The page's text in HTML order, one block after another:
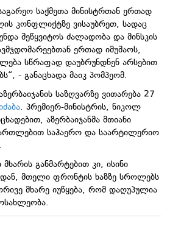
საქმეთა მინისტრთან ერთად
კონფლიქტზე ვისაუბრეთ, სადაც
შეწყვიტოს ძალადობა და მინსკის
ერთად იმუშაოს,
სწრაფად დაუბრუნდნენ არსებით
- განაცხადა მაიკ პომპეომ.
საზღვარზე ვითარება 27
. პრემიერ-მინისტრის, ნიკოლ
აზერბაიჯანმა მთიანი
საჰაერო და საარტილერიო
განმარტებით კი, ისინი
მთელი ფრონტის ხაზზე სროლებს
მხარე იუწყება, რომ დაღუპულია